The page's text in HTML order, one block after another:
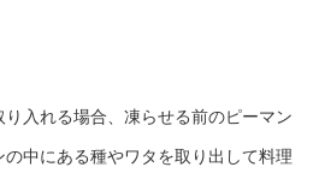
入れる場合、凍らせる前のピーマン
中にある種やワタを取り出して料理